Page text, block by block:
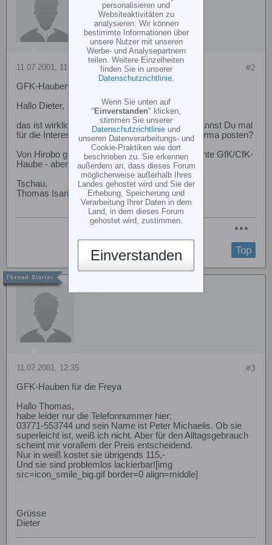
#2
11.07.2001, 11:53
GFK-Hauben für die Freya
Hallo Dieter,
das ist wirklich ein super günstiges Angebot. Kannst Du mal
für die Interessierten die volle Adresse dieser Firma posten?
Von Hirobo gibt es mittlerweile auch ne ultraleichte GfK/CfK-
Haube - aber nicht zu dem Preis ...
Tschau,
Thomas Isariuk
Top
Hdidi
#3
11.07.2001, 12:35
GFK-Hauben für die Freya
Hallo Thomas,
habe leider nur die Telefonnummer hier:
03771-553744 und sein Name ist Peter Michaelis. Ob sie
superleicht ist, weiß ich nicht. Aber für den Alltagsgebrauch
scheint mir vorallem der Preis entscheidend.
Nur in weiß kostet sie übrigends 115,-
Und sie sind problemlos lackierbar![img
src=icon_smile_big.gif border=0 align=middle]
Grüsse
Dieter
personalisieren und
Websiteaktivitäten zu
analysieren. Wir können
bestimmte Informationen über
unsere Nutzer mit unseren
Werbe- und Analysepartnern
teilen. Weitere Einzelheiten
finden Sie in unserer
Datenschutzrichtlinie.
Wenn Sie unten auf
"Einverstanden" klicken,
stimmen Sie unserer
Datenschutzrichtlinie und
unseren Datenverarbeitungs- und
Cookie-Praktiken wie dort
beschrieben zu. Sie erkennen
außerdem an, dass dieses Forum
möglicherweise außerhalb Ihres
Landes gehostet wird und Sie der
Erhebung, Speicherung und
Verarbeitung Ihrer Daten in dem
Land, in dem dieses Forum
gehostet wird, zustimmen.
Einverstanden